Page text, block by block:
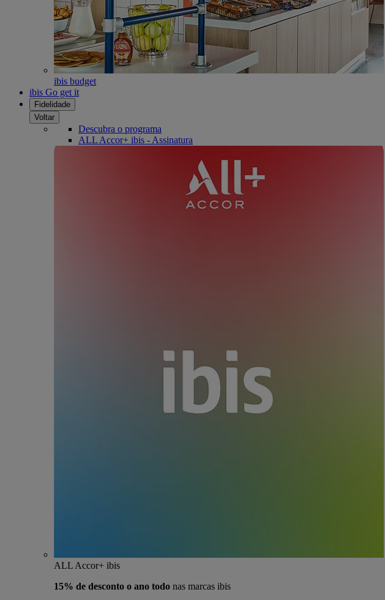
ibis budget
ibis Go get it
Fidelidade
Voltar
Descubra o programa
ALL Accor+ ibis - Assinatura
ALL Accor+ ibis
15% de desconto o ano todo nas marcas ibis